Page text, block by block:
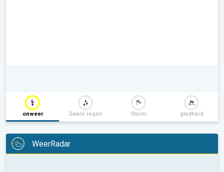
onweer Zware regen Storm gladheid
WeerRadar